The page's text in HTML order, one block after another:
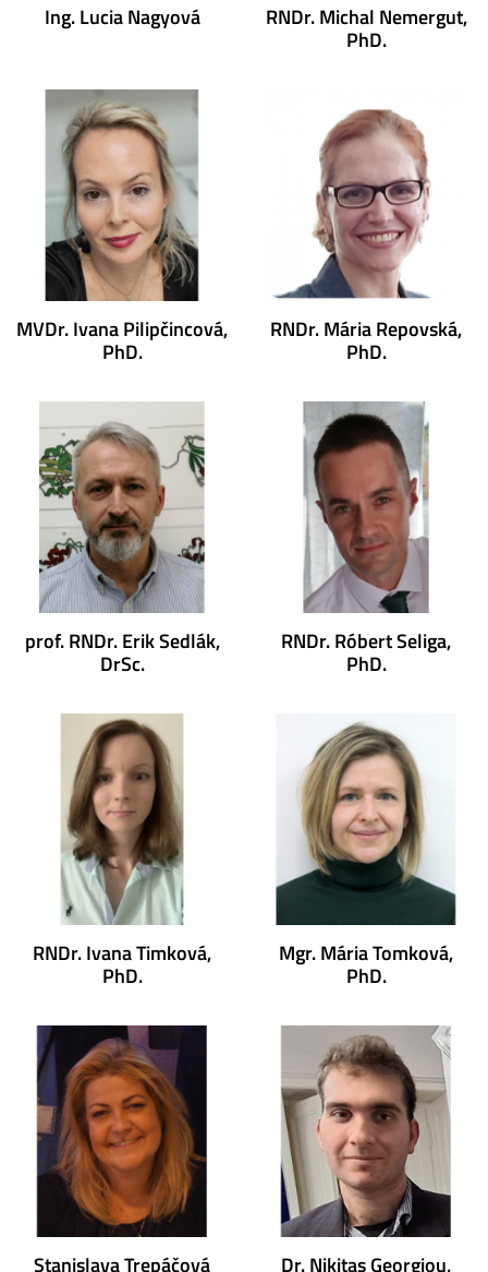
Ing. Lucia Nagyová RNDr. Michal Nemergut,
PhD.
MVDr. Ivana Pilipčincová,
PhD.
RNDr. Mária Repovská,
PhD.
prof. RNDr. Erik Sedlák,
DrSc.
RNDr. Róbert Seliga,
PhD.
RNDr. Ivana Timková,
PhD.
Mgr. Mária Tomková,
PhD.
Stanislava Trepáčová Dr. Nikitas Georgiou,